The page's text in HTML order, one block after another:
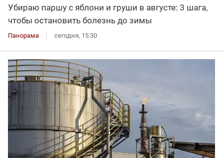
Убираю паршу с яблони и груши в августе: 3 шага,
чтобы остановить болезнь до зимы
Панорама сегодня, 15:30